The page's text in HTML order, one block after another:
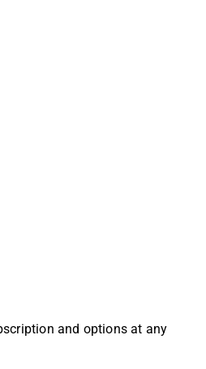
and options at any